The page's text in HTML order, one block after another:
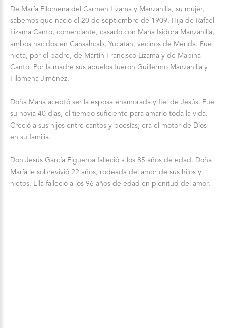
De María Filomena del Carmen Lizama y Manzanilla, su mujer,
sabemos que nació el 20 de septiembre de 1909. Hija de Rafael
Lizama Canto, comerciante, casado con María Isidora Manzanilla,
ambos nacidos en Cansahcab, Yucatán, vecinos de Mérida. Fue
nieta, por el padre, de Martín Francisco Lizama y de Mapina
Canto. Por la madre sus abuelos fueron Guillermo Manzanilla y
Filomena Jiménez.
Doña María aceptó ser la esposa enamorada y fiel de Jesús. Fue
su novia 40 días, el tiempo suficiente para amarlo toda la vida.
Creció a sus hijos entre cantos y poesías; era el motor de Dios
en su familia.
Don Jesús García Figueroa falleció a los 85 años de edad. Doña
María le sobrevivió 22 años, rodeada del amor de sus hijos y
nietos. Ella falleció a los 96 años de edad en plenitud del amor.